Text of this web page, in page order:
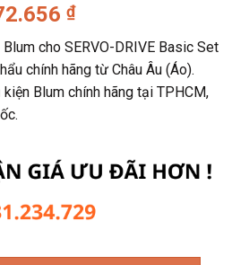
₫.
₫Giá
hiện
tại
là:
3.772.656 ₫.
cho SERVO-DRIVE Basic Set
chính hãng từ Châu Âu (Áo).
Blum chính hãng tại TPHCM,